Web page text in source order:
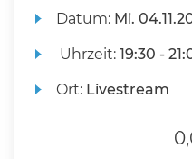
Datum: Mi.
Uhrzeit:19:30 -
Ort: Livestream